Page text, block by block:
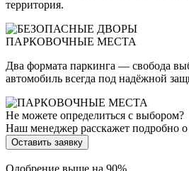
территория.
ПАРКОВОЧНЫЕ МЕСТА
Два формата паркинга — свобода
автомобиль всегда под надёжной
Не можете определиться с выбором?
Наш менеджер расскажет подробно
Оставить заявку